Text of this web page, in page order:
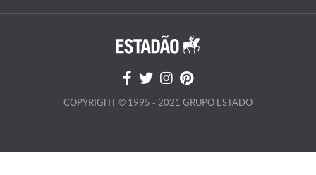
COPYRIGHT © 1995 - 2021 GRUPO ESTADO